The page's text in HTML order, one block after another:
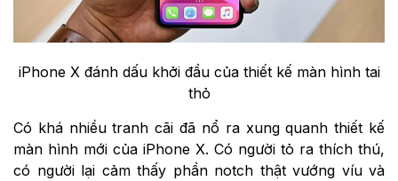
iPhone X đánh dấu khởi đầu của thiết kế màn hình tai
thỏ
Có khá nhiều tranh cãi đã nổ ra xung quanh thiết kế
màn hình mới của iPhone X. Có người tỏ ra thích thú,
có người lại cảm thấy phần notch thật vướng víu và